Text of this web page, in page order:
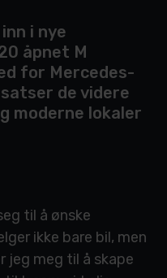
i nye
åpnet M
for Mercedes-
de videre
moderne lokaler
til å ønske
ikke bare bil, men
jeg meg til å skape